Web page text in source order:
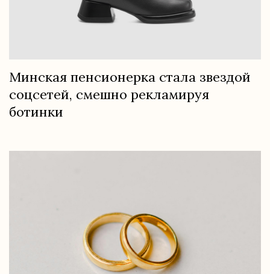
Минская пенсионерка стала звездой
соцсетей, смешно рекламируя
ботинки